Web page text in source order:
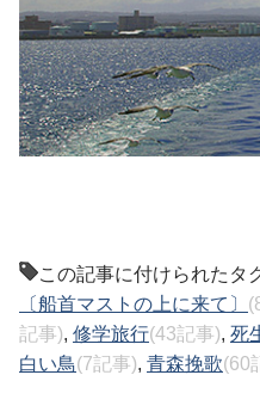
この記事に付けられたタ
〔船首マストの上に来て〕
記事), 修学旅行(43記事), 死
白い鳥(7記事), 青森挽歌(60